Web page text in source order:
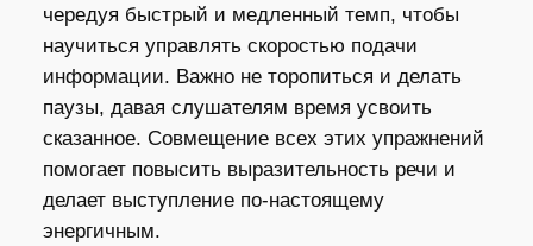
чередуя быстрый и медленный темп, чтобы
научиться управлять скоростью подачи
информации. Важно не торопиться и делать
паузы, давая слушателям время усвоить
сказанное. Совмещение всех этих упражнений
помогает повысить выразительность речи и
делает выступление по-настоящему
энергичным.